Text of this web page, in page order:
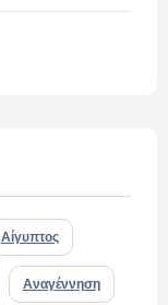
Αίγυπτος
Αναγέννηση